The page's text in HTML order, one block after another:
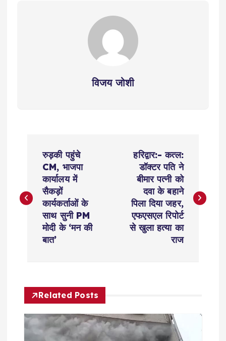
विजय जोशी
s
v
रुड़की पहुंचे
CM, भाजपा
कार्यालय में
सैकड़ों
कार्यकर्ताओं के
साथ सुनी PM
मोदी के ‘मन की
बात’
हरिद्वार:- कत्ल:
डॉक्टर पति ने
बीमार पत्नी को
दवा के बहाने
पिला दिया जहर,
एफएसएल रिपोर्ट
से खुला हत्या का
राज
Related Posts